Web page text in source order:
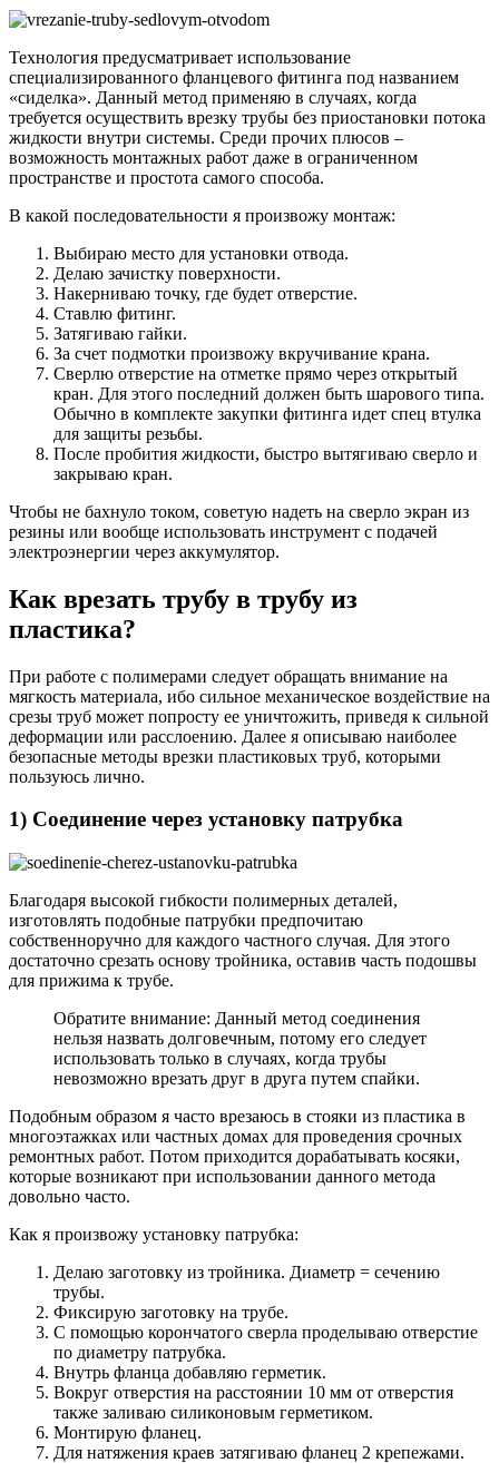
Технология предусматривает использование
специализированного фланцевого фитинга под названием
«сиделка». Данный метод применяю в случаях, когда
требуется осуществить врезку трубы без приостановки потока
жидкости внутри системы. Среди прочих плюсов –
возможность монтажных работ даже в ограниченном
пространстве и простота самого способа.
В какой последовательности я произвожу монтаж:
Выбираю место для установки отвода.
Делаю зачистку поверхности.
Накерниваю точку, где будет отверстие.
Ставлю фитинг.
Затягиваю гайки.
За счет подмотки произвожу вкручивание крана.
Сверлю отверстие на отметке прямо через открытый
кран. Для этого последний должен быть шарового типа.
Обычно в комплекте закупки фитинга идет спец втулка
для защиты резьбы.
После пробития жидкости, быстро вытягиваю сверло и
закрываю кран.
Чтобы не бахнуло током, советую надеть на сверло экран из
резины или вообще использовать инструмент с подачей
электроэнергии через аккумулятор.
Как врезать трубу в трубу из
пластика?
При работе с полимерами следует обращать внимание на
мягкость материала, ибо сильное механическое воздействие на
срезы труб может попросту ее уничтожить, приведя к сильной
деформации или расслоению. Далее я описываю наиболее
безопасные методы врезки пластиковых труб, которыми
пользуюсь лично.
1) Соединение через установку патрубка
Благодаря высокой гибкости полимерных деталей,
изготовлять подобные патрубки предпочитаю
собственноручно для каждого частного случая. Для этого
достаточно срезать основу тройника, оставив часть подошвы
для прижима к трубе.
Обратите внимание: Данный метод соединения
нельзя назвать долговечным, потому его следует
использовать только в случаях, когда трубы
невозможно врезать друг в друга путем спайки.
Подобным образом я часто врезаюсь в стояки из пластика в
многоэтажках или частных домах для проведения срочных
ремонтных работ. Потом приходится дорабатывать косяки,
которые возникают при использовании данного метода
довольно часто.
Как я произвожу установку патрубка:
Делаю заготовку из тройника. Диаметр = сечению
трубы.
Фиксирую заготовку на трубе.
С помощью корончатого сверла проделываю отверстие
по диаметру патрубка.
Внутрь фланца добавляю герметик.
Вокруг отверстия на расстоянии 10 мм от отверстия
также заливаю силиконовым герметиком.
Монтирую фланец.
Для натяжения краев затягиваю фланец 2 крепежами.